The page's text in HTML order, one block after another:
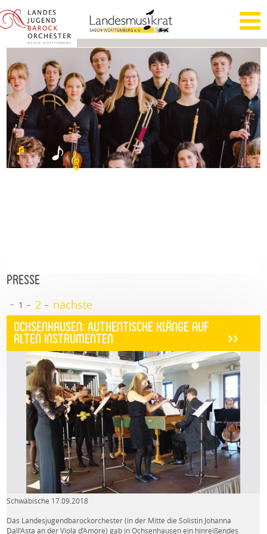
PRESSE
1 2 nächste
Ochsenhausen: Authentische Klänge auf
alten Instrumenten
>>
Schwäbische 17.09.2018
Das Landesjugendbarockorchester (in der Mitte die Solistin Johanna
Dall’Asta an der Viola d’Amore) gab in Ochsenhausen ein hinreißendes